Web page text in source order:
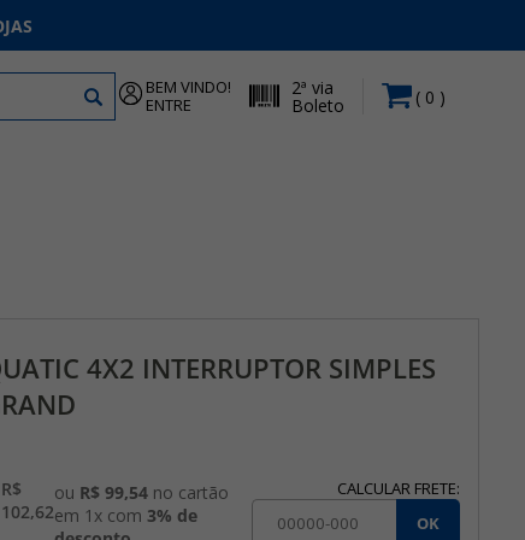
BEM VINDO!
ENTRE
2ª via
Boleto 0
4X2 INTERRUPTOR SIMPLES
R$
102,62
ou R$ 99,54 no cartão
em 1x com3% de
CALCULAR FRETE:
OK